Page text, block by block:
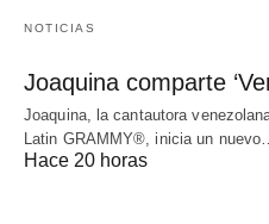
NOTICIAS
Joaquina comparte
Joaquina, la cantautora
Latin GRAMMY®, inicia un nuevo…
Hace 20 horas